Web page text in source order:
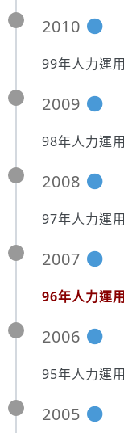
2010
99年人力運
2009
98年人力運
2008
97年人力運
2007
96年人力運
2006
95年人力運
2005